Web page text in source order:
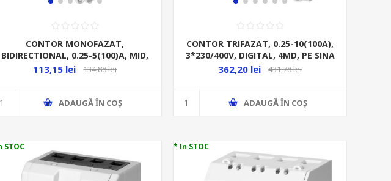
CONTOR MONOFAZAT,
BIDIRECTIONAL, 0.25-5(100)A, MID,
IESIRE PULS, 1MD, DIGITAL, PE SINA,
113,15 lei 134,88 lei
ADAUGĂ ȊN COŞ
CONTOR TRIFAZAT, 0.25-10(100A),
3*230/400V, DIGITAL, 4MD, PE SINA
362,20 lei 431,78 lei
ADAUGĂ ȊN COŞ
STOC * In STOC